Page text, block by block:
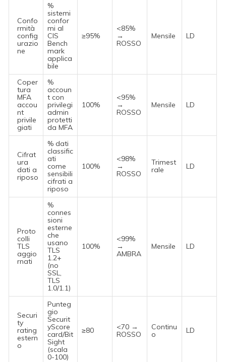
Confo
rmità
config
urazio
ne
%
sistemi
confor
mi al
CIS
Bench
mark
applica
bile
≥95%
<85%
→
ROSSO
Mensile LD
Coper
tura
MFA
accou
nt
privile
giati
%
accoun
t con
privilegi
admin
protetti
da MFA
100%
<95%
→
ROSSO
Mensile LD
Cifrat
ura
dati a
riposo
% dati
classific
ati
come
sensibili
cifrati a
riposo
100%
<98%
→
ROSSO
Trimest
rale
LD
Proto
colli
TLS
aggio
rnati
%
connes
sioni
esterne
che
usano
TLS
1.2+
(no
SSL,
TLS
1.0/1.1)
100%
<99%
→
AMBRA
Mensile LD
Securi
ty
rating
estern
o
Punteg
gio
Securit
yScore
card/Bit
Sight
(scala
0-100)
≥80
<70 →
ROSSO
Continu
o
LD